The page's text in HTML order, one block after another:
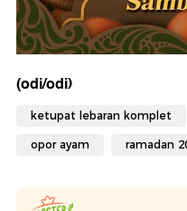
(odi/odi)
ketupat lebaran komplet
opor ayam ramadan